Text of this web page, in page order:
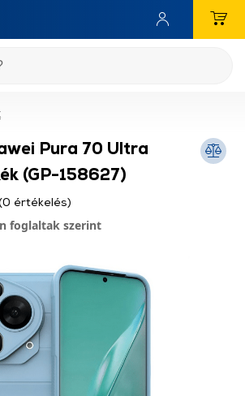
Pura 70 Ultra
(GP-158627)
értékelés)
foglaltak szerint